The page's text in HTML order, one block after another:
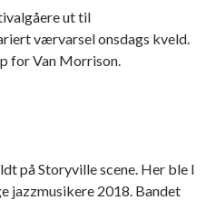
ut til
værvarsel onsdags kveld.
for Van Morrison.
på Storyville scene. Her ble I
jazzmusikere 2018. Bandet